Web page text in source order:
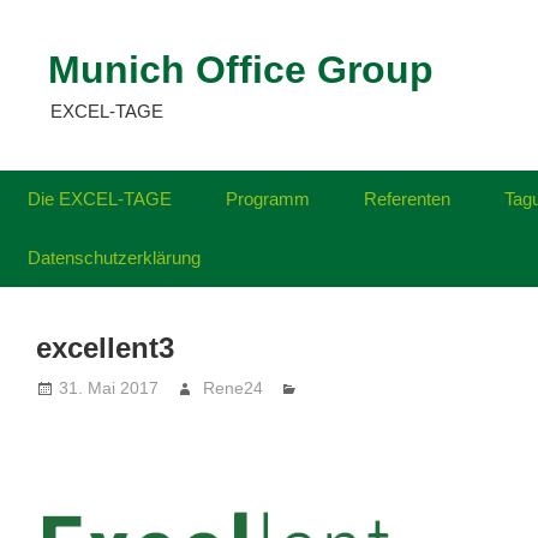
springenMunich Office Group
EXCEL-TAGE
Die EXCEL-TAGE Programm Referenten
Datenschutzerklärung
excellent3
31. Mai 2017 Rene24